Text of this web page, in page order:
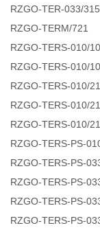
RZGO-TER-033/
RZGO-TERM/721
RZGO-TERS-010/
RZGO-TERS-010/
RZGO-TERS-010/
RZGO-TERS-010/
RZGO-TERS-010/
RZGO-TERS-PS-
RZGO-TERS-PS-
RZGO-TERS-PS-
RZGO-TERS-PS-
RZGO-TERS-PS-